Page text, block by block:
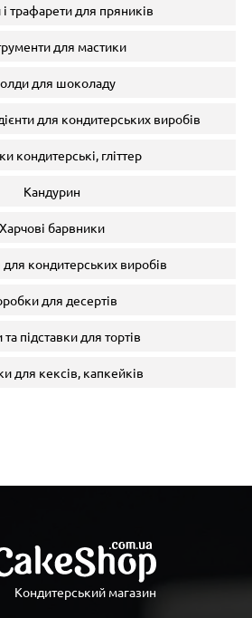
трафарети для пряників
для мастики
для шоколаду
для кондитерських виробів
кондитерські, гліттер
Кандурин
Харчові барвники
кондитерських виробів
для десертів
та підставки для тортів
для кексів, капкейків
Кондитерський магазин